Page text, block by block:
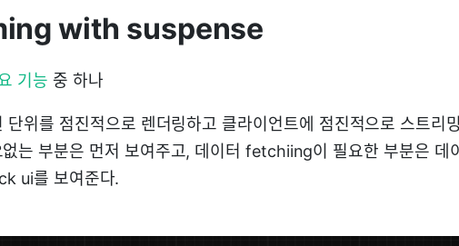
with suspense
기능 중 하나
단위를 점진적으로 렌더링하고 클라이언트에 점진적으로 스트리
는 부분은 먼저 보여주고, 데이터 fetchiing이 필요한 부분은 데
ui를 보여준다.